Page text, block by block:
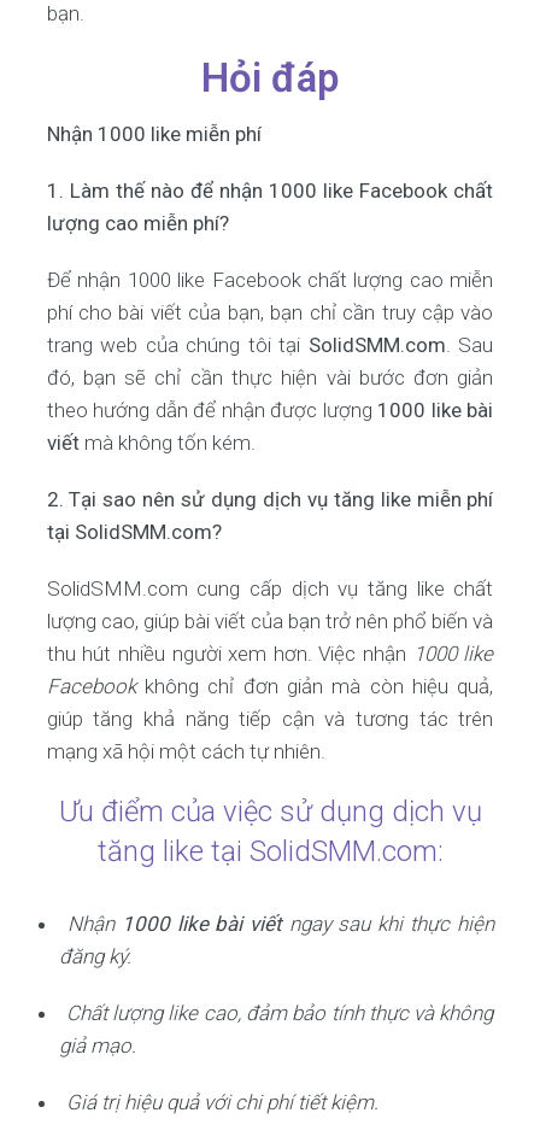
bạn.
Hỏi đáp
Nhận 1000 like miễn phí
1. Làm thế nào để nhận 1000 like Facebook chất
lượng cao miễn phí?
Để nhận 1000 like Facebook chất lượng cao miễn
phí cho bài viết của bạn, bạn chỉ cần truy cập vào
trang web của chúng tôi tại SolidSMM.com. Sau
đó, bạn sẽ chỉ cần thực hiện vài bước đơn giản
theo hướng dẫn để nhận được lượng 1000 like bài
viếtmà không tốn kém.
2. Tại sao nên sử dụng dịch vụ tăng like miễn phí
tại SolidSMM.com?
SolidSMM.com cung cấp dịch vụ tăng like chất
lượng cao, giúp bài viết của bạn trở nên phổ biến và
thu hút nhiều người xem hơn. Việc nhận 1000 like
Facebookkhông chỉ đơn giản mà còn hiệu quả,
giúp tăng khả năng tiếp cận và tương tác trên
mạng xã hội một cách tự nhiên.
Ưu điểm của việc sử dụng dịch vụ
tăng like tại SolidSMM.com:
Nhận 1000 like bài viếtngay sau khi thực hiện
đăng ký.
Chất lượng like cao, đảm bảo tính thực và không
giả mạo.
Giá trị hiệu quả với chi phí tiết kiệm.